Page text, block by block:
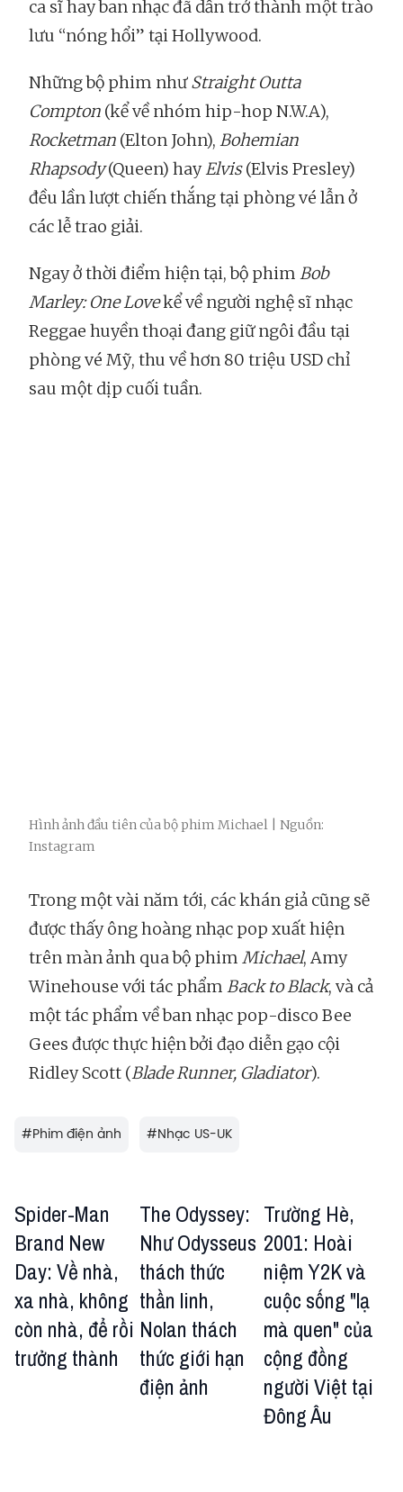
ca sĩ hay ban nhạc đã dần trở thành một trào
lưu “nóng hổi” tại Hollywood.
Những bộ phim nhưStraight Outta
Compton (kể về nhóm hip-hop N.W.A),
Rocketman (Elton John), Bohemian
Rhapsody(Queen) hayElvis(Elvis Presley)
đều lần lượt chiến thắng tại phòng vé lẫn ở
các lễ trao giải.
Ngay ở thời điểm hiện tại, bộ phim Bob
Marley: One Lovekể về người nghệ sĩ nhạc
Reggae huyền thoại đang giữ ngôi đầu tại
phòng vé Mỹ, thu về hơn 80 triệu USD chỉ
sau một dịp cuối tuần.
Hình ảnh đầu tiên của bộ phim Michael | Nguồn:
Instagram
Trong một vài năm tới, các khán giả cũng sẽ
được thấy ông hoàng nhạc pop xuất hiện
trên màn ảnh qua bộ phim Michael, Amy
Winehouse với tác phẩm Back to Black, và cả
một tác phẩm về ban nhạc pop-disco Bee
Gees được thực hiện bởi đạo diễn gạo cội
Ridley Scott (Blade Runner, Gladiator).
#Phim điện ảnh #Nhạc US-UK
Spider-Man
Brand New
Day: Về nhà,
xa nhà, không
còn nhà, để rồi
trưởng thành
The Odyssey:
Như Odysseus
thách thức
thần linh,
Nolan thách
thức giới hạn
điện ảnh
Trường Hè,
2001: Hoài
niệm Y2K và
cuộc sống "lạ
mà quen" của
cộng đồng
người Việt tại
Đông Âu